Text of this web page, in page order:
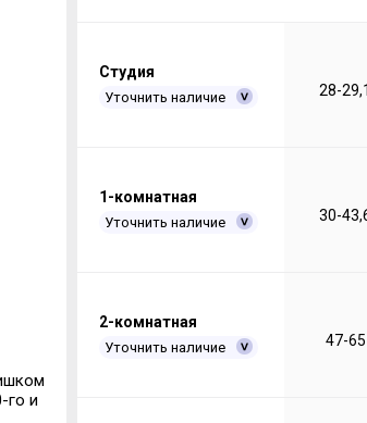
го и
Студия
Уточнить наличие 28-
1-комнатная
Уточнить наличие 30-
2-комнатная
Уточнить наличие 47-